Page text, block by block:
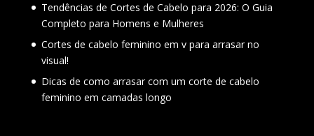
Tendências de Cortes de Cabelo para 2026: O Guia
Completo para Homens e Mulheres
Cortes de cabelo feminino em v para arrasar no
visual!
Dicas de como arrasar com um corte de cabelo
feminino em camadas longo